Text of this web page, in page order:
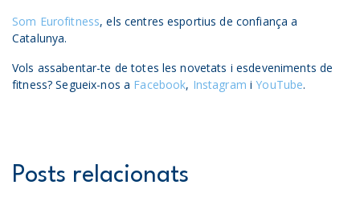
Som Eurofitness, els centres esportius de confiança a
Catalunya.
Vols assabentar-te de totes les novetats i esdeveniments de
fitness? Segueix-nos a Facebook, Instagram iYouTube.
Posts relacionats